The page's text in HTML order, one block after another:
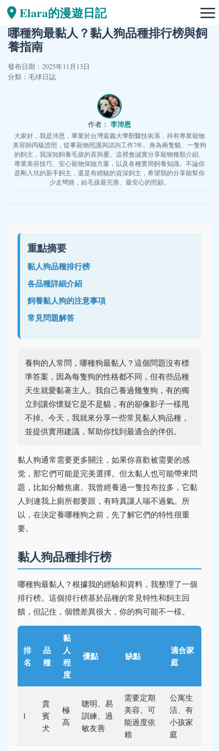
Elara的漫遊日記
哪種狗最黏人？黏人狗品種排行榜與飼
養指南
發布日期：2025年11月13日
分類： 毛球日誌
作者： 李沛恩
大家好，我是沛恩，畢業於台灣嘉義大學獸醫技術系，持有專業寵物
美容師丙級證照，從事寵物照護與諮詢工作7年。身為兩隻貓、一隻狗
的飼主，我深知飼養毛孩的喜與憂。這裡會誠實分享寵物種類介紹、
專業美容技巧、安心寵物保險方案，以及各種實用飼養知識。不論你
是剛入坑的新手飼主，還是有經驗的資深飼主，希望我的分享能幫你
少走彎路，給毛孩最完善、最安心的照顧。
重點摘要
黏人狗品種排行榜
各品種詳細介紹
飼養黏人狗的注意事項
常見問題解答
養狗的人常問，哪種狗最黏人？這個問題沒有標
準答案，因為每隻狗的性格都不同，但有些品種
天生就愛黏著主人。我自己養過幾隻狗，有的獨
立到讓你懷疑它是不是貓，有的卻像影子一樣甩
不掉。今天，我就來分享一些常見黏人狗品種，
並提供實用建議，幫助你找到最適合的伴侶。
黏人狗通常需要更多關注，如果你喜歡被需要的感
觉，那它們可能是完美選擇。但太黏人也可能帶來問
題，比如分離焦慮。我曾經養過一隻拉布拉多，它黏
人到連我上廁所都要跟，有時真讓人喘不過氣。所
以，在決定養哪種狗之前，先了解它們的特性很重
要。
黏人狗品種排行榜
哪種狗最黏人？根據我的經驗和資料，我整理了一個
排行榜。這個排行榜基於品種的常見特性和飼主回
饋，但記住，個體差異很大，你的狗可能不一樣。
排
名
品
種
黏
人
程
度
優點 缺點
適合家
庭
1
貴
賓
犬
極
高
聰明、易
訓練、過
敏友善
需要定期
美容、可
能過度依
賴
公寓生
活、有
小孩家
庭